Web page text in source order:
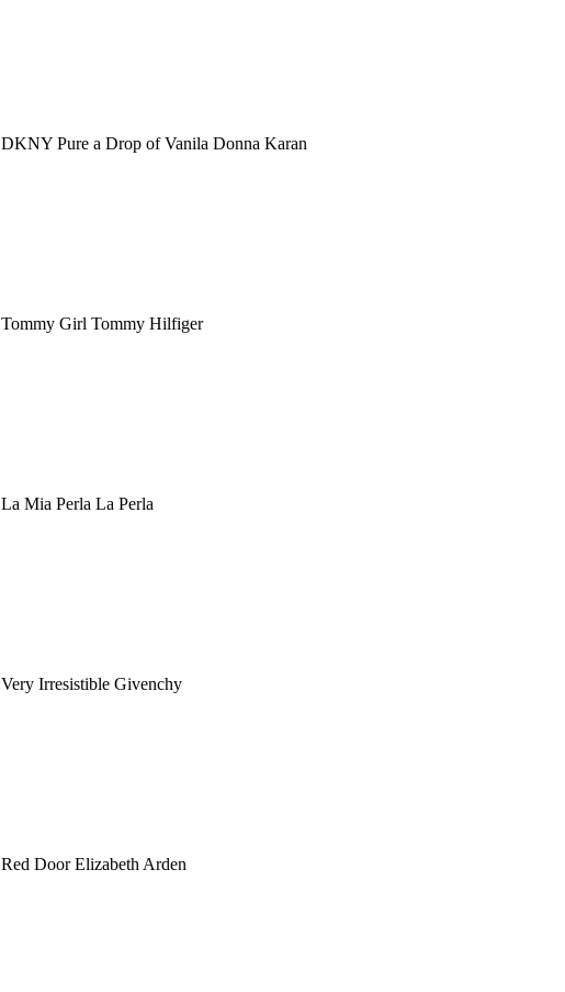
DKNY Pure a Drop of Vanila Donna Karan
Tommy Girl Tommy Hilfiger
La Mia Perla La Perla
Very Irresistible Givenchy
Red Door Elizabeth Arden